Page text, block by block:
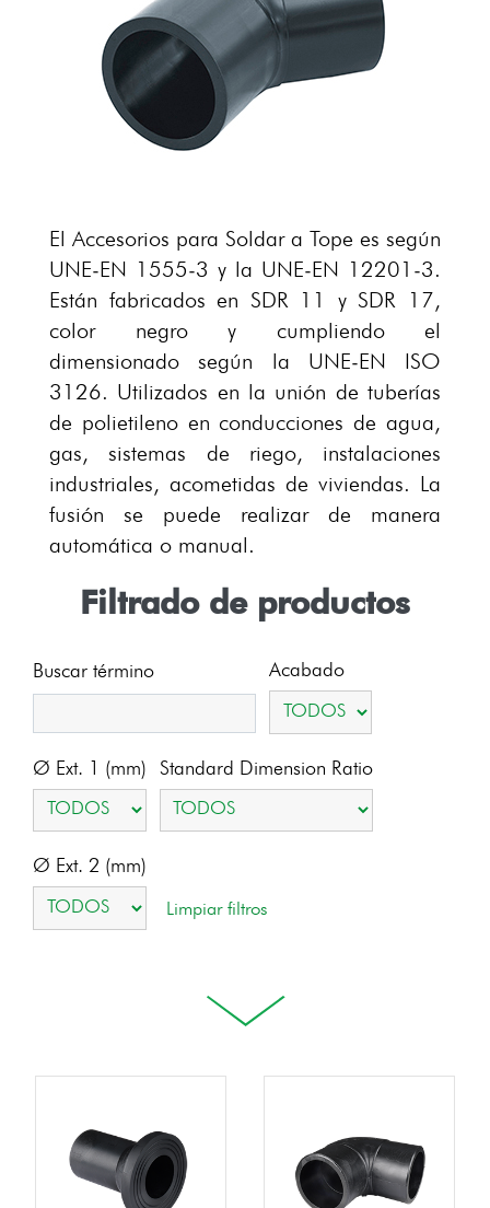
El Accesorios para Soldar a Tope es según
UNE-EN 1555-3 y la UNE-EN 12201-3.
Están fabricados en SDR 11 y SDR 17,
color negro y cumpliendo el
dimensionado según la UNE-EN ISO
3126. Utilizados en la unión de tuberías
de polietileno en conducciones de agua,
gas, sistemas de riego, instalaciones
industriales, acometidas de viviendas. La
fusión se puede realizar de manera
automática o manual.
Filtrado de productos
Buscar término Acabado
Ø Ext. 1 (mm) Standard Dimension Ratio
Ø Ext. 2 (mm)